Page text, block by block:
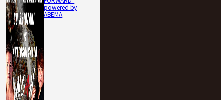
powered by
ABEMA